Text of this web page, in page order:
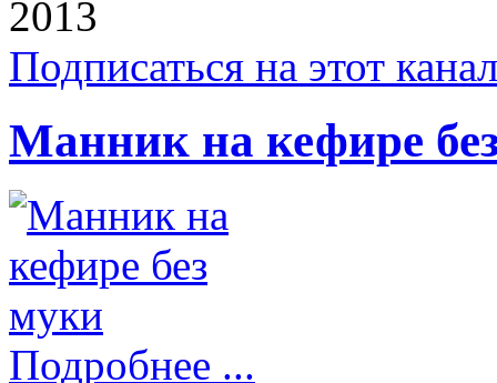
2013
Подписаться на этот
Манник на кефире
Подробнее ...